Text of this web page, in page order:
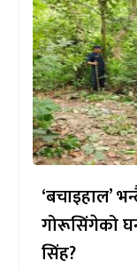
‘बचाइहाल’
गोरूसिंगेको
सिंह?